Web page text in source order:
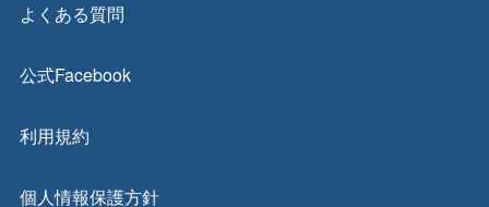
よくある質問
公式Facebook
利用規約
個人情報保護方針